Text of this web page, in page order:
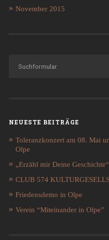
November 2015
NEUESTE BEITRÄGE
Toleranzkonzert am 08. Mai
Olpe
„Erzähl mir Deine
CLUB 574
Friedensdemo in Olpe
Verein “Miteinander in Olpe”